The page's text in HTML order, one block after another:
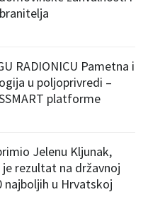
RADIONICU Pametna i
u poljoprivredi –
platforme
Jelenu Kljunak,
rezultat na državnoj
najboljih u Hrvatskoj